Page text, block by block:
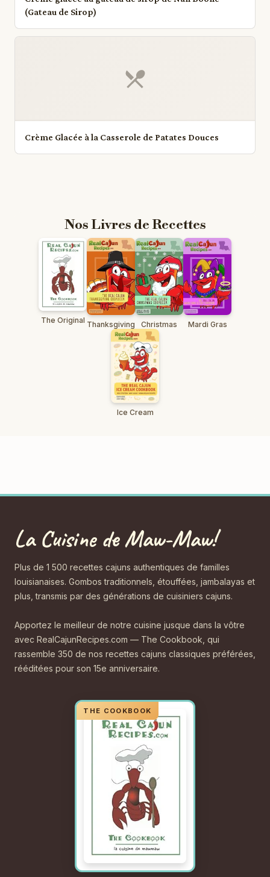
(Gateau de Sirop)
Crème Glacée à la Casserole de Patates Douces
Nos Livres de Recettes
The Original Thanksgiving Christmas Mardi Gras
Ice Cream
La Cuisine de Maw-Maw!
Plus de 1 500 recettes cajuns authentiques de familles
louisianaises. Gombos traditionnels, étouffées, jambalayas et
plus, transmis par des générations de cuisiniers cajuns.
Apportez le meilleur de notre cuisine jusque dans la vôtre
avec RealCajunRecipes.com — The Cookbook, qui
rassemble 350 de nos recettes cajuns classiques préférées,
rééditées pour son 15e anniversaire.